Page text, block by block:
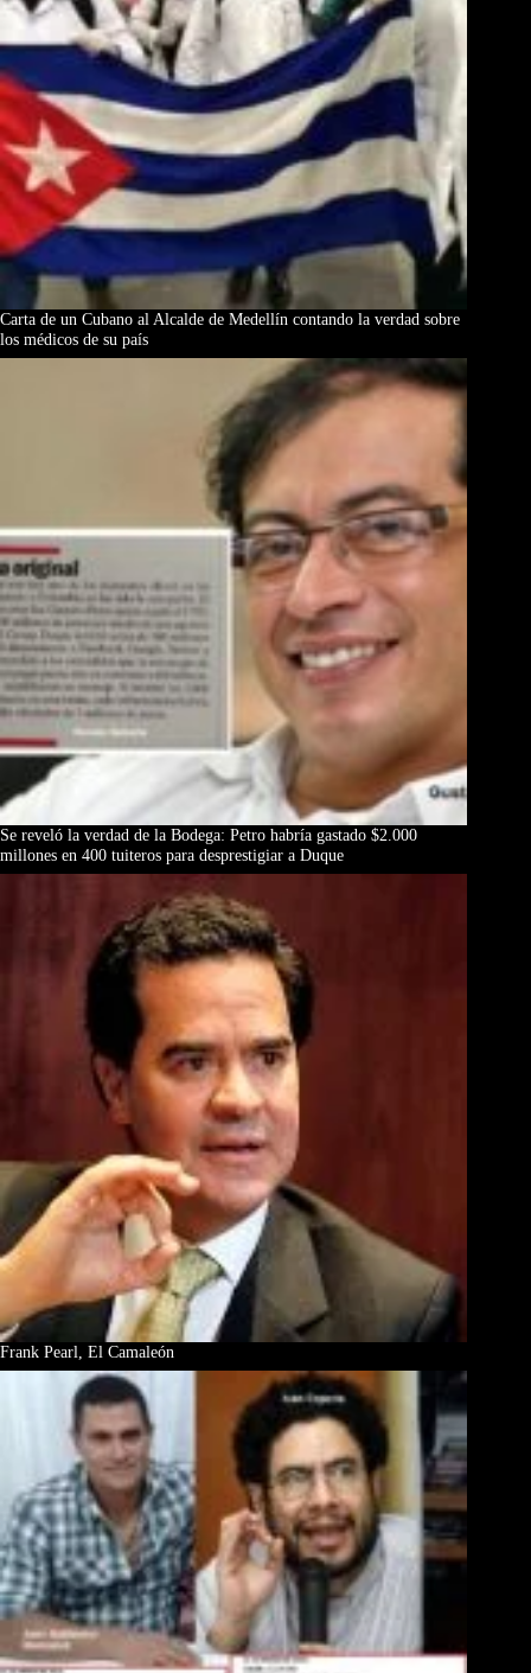
Carta de un Cubano al Alcalde de Medellín contando la verdad sobre
los médicos de su país
Se reveló la verdad de la Bodega: Petro habría gastado $2.000
millones en 400 tuiteros para desprestigiar a Duque
Frank Pearl, El Camaleón